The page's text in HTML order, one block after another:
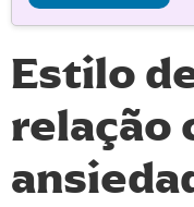
Estilo
relação